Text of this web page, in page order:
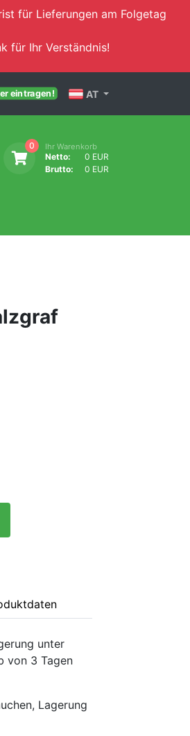
für Lieferungen am Folgetag
für Ihr Verständnis!
eintragen! AT
0 Ihr Warenkorb
Netto:
0 EUR
Brutto:
0 EUR
unter
von 3 Tagen
Lagerung